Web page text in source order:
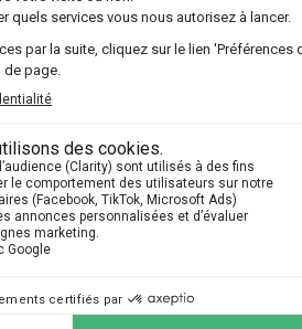
cours
planifier votre cours